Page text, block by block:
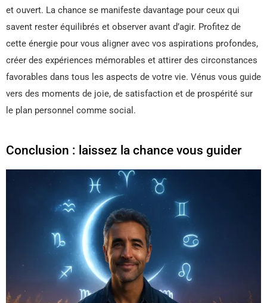
et ouvert. La chance se manifeste davantage pour ceux qui
savent rester équilibrés et observer avant d’agir. Profitez de
cette énergie pour vous aligner avec vos aspirations profondes,
créer des expériences mémorables et attirer des circonstances
favorables dans tous les aspects de votre vie. Vénus vous guide
vers des moments de joie, de satisfaction et de prospérité sur
le plan personnel comme social.
Conclusion : laissez la chance vous guider